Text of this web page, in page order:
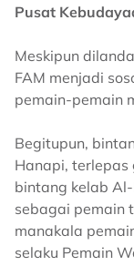
Pusat
Meskipun
FAM menjadi
pemain-pemain
Begitupun,
Hanapi, terlepas
bintang kelab
sebagai pemain
manakala
selaku Pemain